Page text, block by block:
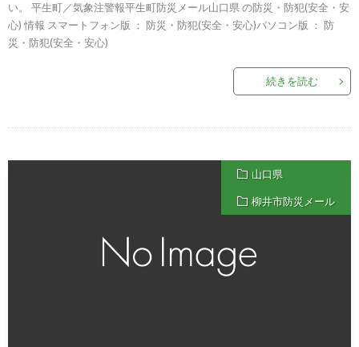
い。 平生町／気象注警報平生町防災メール山口県 の防災・防犯(安全・安
心) 情報 スマートフォン版 ： 防災・防犯(安全・安心)パソコン版 ： 防
災・防犯(安全・安心)
続きを読む
山口県
柳井市防災メール